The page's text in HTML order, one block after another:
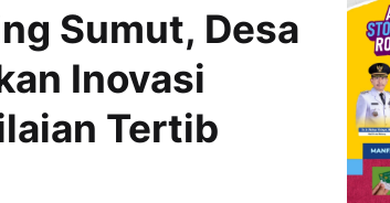
Sumut, Desa
Inovasi
Tertib